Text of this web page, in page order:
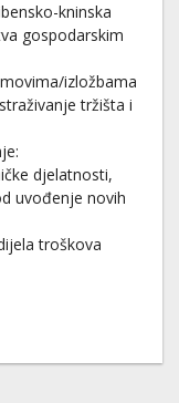
kninska
gospodarskim
izložbama
tržišta i
djelatnosti,
uvođenje novih
troškova